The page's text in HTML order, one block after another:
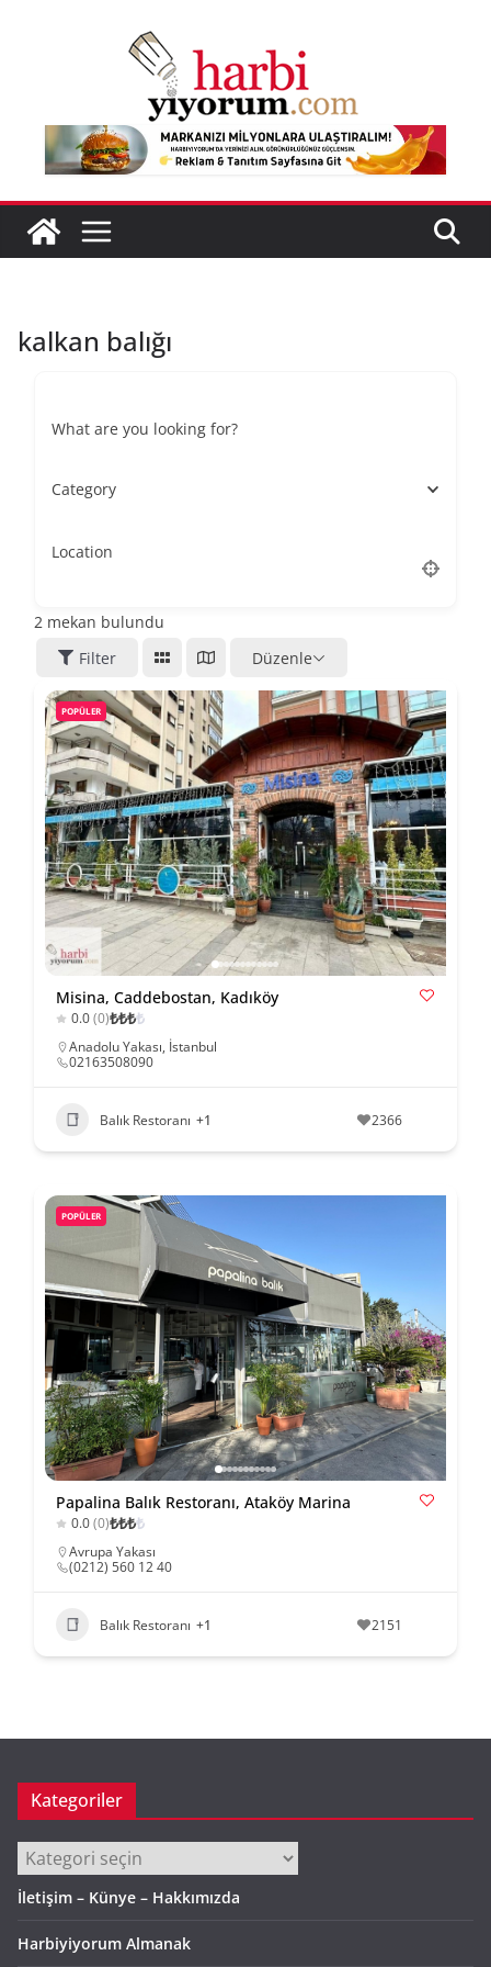
kalkan balığı
What are you looking for?
Category
Location
2 mekan bulundu
Filter
Düzenle
POPÜLER
Misina, Caddebostan, Kadıköy
0.0(0)₺₺₺₺
Anadolu Yakası, İstanbul
02163508090
Balık Restoranı +1 2366
POPÜLER
Papalina Balık Restoranı, Ataköy Marina
0.0(0)₺₺₺₺
Avrupa Yakası
(0212) 560 12 40
Balık Restoranı +1 2151
Kategoriler
Kategoriler
İletişim – Künye – Hakkımızda
Harbiyiyorum Almanak